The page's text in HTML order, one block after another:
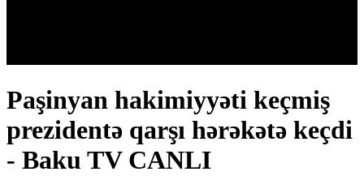
Paşinyan hakimiyyəti keçmiş
prezidentə qarşı hərəkətə keçdi
- Baku TV CANLI